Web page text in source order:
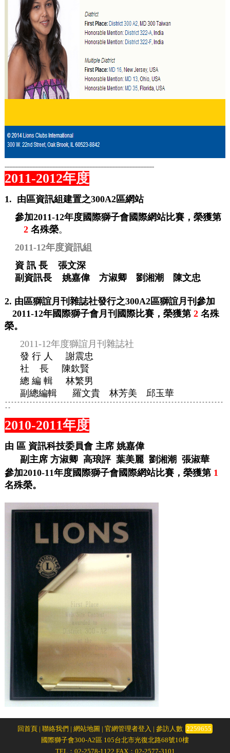
-------------------------------------------------------------------------------------------------
2011-2012年度
1. 由區資訊組建置之300A2區網站
參加2011-12年度國際獅子會國際網站比賽，榮獲第
2 名殊榮。
2011-12年度資訊組
資 訊 長
張文深
副資訊長
姚嘉偉 方淑卿 劉湘潮 陳文忠
2. 由區獅誼月刊雜誌社發行之300A2區獅誼月刊參加
2011-12年國際獅子會月刊國際比賽，榮獲第 2 名殊
榮。
2011-12年度獅誼月刊雜誌社
發 行 人
謝震忠
社
長
陳欽賢
總 編 輯
林繁男
副總編輯
羅文貴 林芳美 邱玉華
-----------------------------------------------------------------------
--
2010-2011年度
由 區 資訊科技委員會 主席 姚嘉偉
副主席 方淑卿 高琅評 葉美麗 劉湘潮 張淑華
參加2010-11年度國際獅子會國際網站比賽，榮獲第 1
名殊榮。
回首頁 | 聯絡我們 | 網站地圖 | 官網管理者登入 | 參訪人數 2259655
國際獅子會300-A2區 105台北市光復北路68號10樓
TEL：02-2578-1122 FAX：02-2577-3101